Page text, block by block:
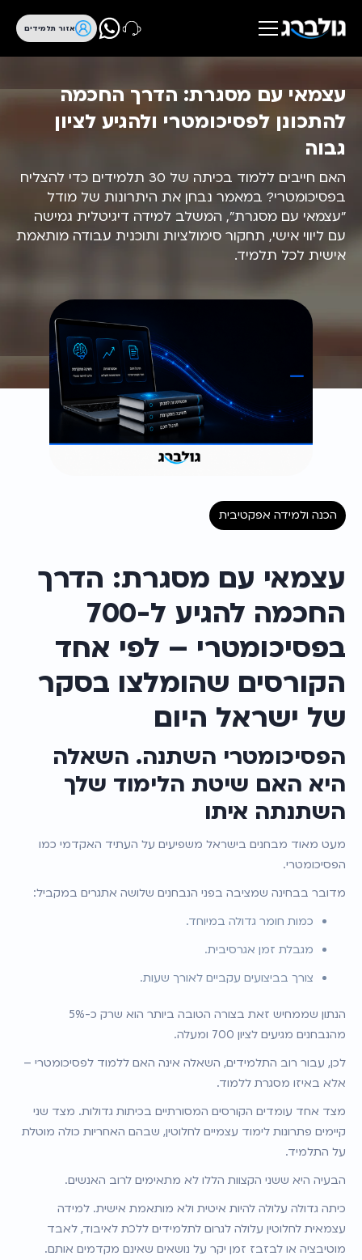
אזור תלמידים
עצמאי עם מסגרת: הדרך החכמה
להתכונן לפסיכומטרי ולהגיע לציון
גבוה
האם חייבים ללמוד בכיתה של 30 תלמידים כדי להצליח
בפסיכומטרי? במאמר נבחן את היתרונות של מודל
"עצמאי עם מסגרת", המשלב למידה דיגיטלית גמישה
עם ליווי אישי, תחקור סימולציות ותוכנית עבודה מותאמת
אישית לכל תלמיד.
הכנה ולמידה אפקטיבית
עצמאי עם מסגרת: הדרך
בפסיכומטרי – לפי אחד
הקורסים שהומלצו בסקר
של ישראל היום
הפסיכומטרי השתנה. השאלה
היא האם שיטת הלימוד שלך
השתנתה איתו
מעט מאוד מבחנים בישראל משפיעים על העתיד האקדמי כמו
הפסיכומטרי.
מדובר בבחינה שמציבה בפני הנבחנים שלושה אתגרים במקביל:
כמות חומר גדולה במיוחד.
מגבלת זמן אגרסיבית.
צורך בביצועים עקביים לאורך שעות.
מהנבחנים מגיעים לציון 700 ומעלה.
לכן, עבור רוב התלמידים, השאלה אינה האם ללמוד לפסיכומטרי –
אלא באיזו מסגרת ללמוד.
מצד אחד עומדים הקורסים המסורתיים בכיתות גדולות. מצד שני
קיימים פתרונות לימוד עצמיים לחלוטין, שבהם האחריות כולה מוטלת
על התלמיד.
הבעיה היא ששני הקצוות הללו לא מתאימים לרוב האנשים.
כיתה גדולה עלולה להיות איטית ולא מותאמת אישית. למידה
עצמאית לחלוטין עלולה לגרום לתלמידים ללכת לאיבוד, לאבד
מוטיבציה או לבזבז זמן יקר על נושאים שאינם מקדמים אותם.